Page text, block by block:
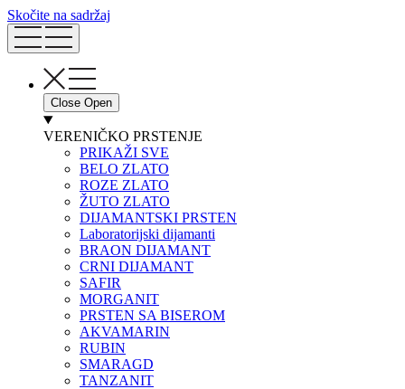
Skočite na sadržaj
Close Open
VERENIČKO PRSTENJE
PRIKAŽI SVE
BELO ZLATO
ROZE ZLATO
ŽUTO ZLATO
DIJAMANTSKI PRSTEN
Laboratorijski dijamanti
BRAON DIJAMANT
CRNI DIJAMANT
SAFIR
MORGANIT
PRSTEN SA BISEROM
AKVAMARIN
RUBIN
SMARAGD
TANZANIT